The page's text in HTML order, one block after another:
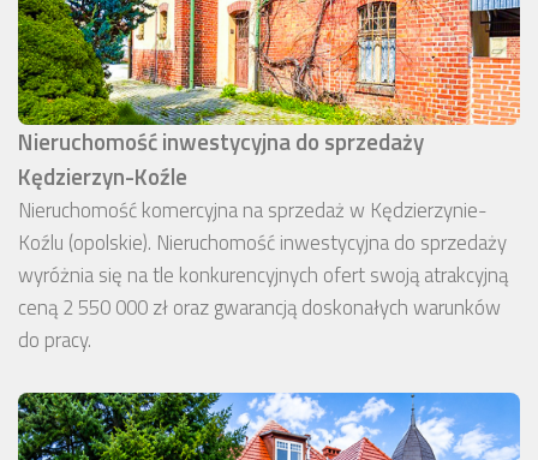
Nieruchomość inwestycyjna do sprzedaży
Kędzierzyn-Koźle
Nieruchomość komercyjna na sprzedaż w Kędzierzynie-
Koźlu (opolskie). Nieruchomość inwestycyjna do sprzedaży
wyróżnia się na tle konkurencyjnych ofert swoją atrakcyjną
ceną 2 550 000 zł oraz gwarancją doskonałych warunków
do pracy.